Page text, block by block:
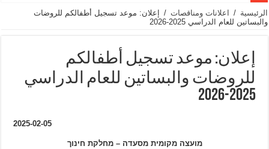
الرئيسية / اعلانات ومناقصات /
إعلان: موعد تسجيل أطفالكم للروضات
والبساتين للعام الدراسي 2025-2026
إعلان: موعد تسجيل أطفالكم
للروضات والبساتين للعام الدراسي
2025-2026
2025-02-05
מועצה מקומית מסעדה – מחלקת חינוך